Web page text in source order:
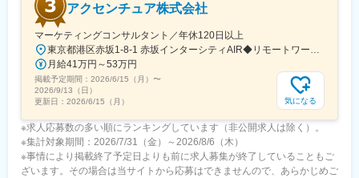
アクセンチュア株式会社
マーケティングコンサルタント／年休120日以上
月給41万円～53万円
掲載予定期間： 2026/6/15（月） 〜
2026/9/13（日）
更新日： 2026/6/15（月） 気になる
※求人応募数の多い順にランキングしています（非公開求人は除く）。
※集計対象期間：2026/7/31（金）～2026/8/6（木）
※事情により掲載終了予定日よりも前に求人募集が終了していることもご
ざいます。その場合は当サイトから応募はできませんので、あらかじめご